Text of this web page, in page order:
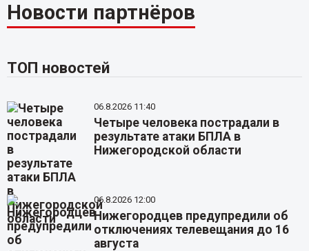
Новости партнёров
ТОП новостей
06.8.2026 11:40
Четыре человека пострадали в
результате атаки БПЛА в
Нижегородской области
06.8.2026 12:00
Нижегородцев предупредили об
отключениях телевещания до 16
августа